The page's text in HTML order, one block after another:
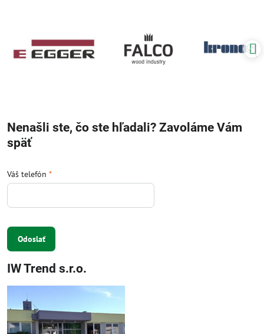
Nenašli ste, čo ste hľadali? Zavoláme Vám
späť
Váš telefón *
Odoslať
IW Trend s.r.o.